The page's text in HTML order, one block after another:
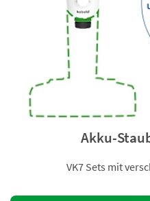
Akku-
VK7 Sets mit